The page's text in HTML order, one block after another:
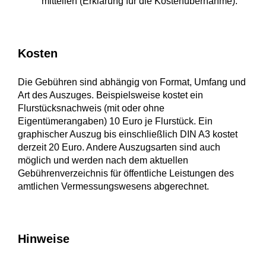
Kosten
Die Gebühren sind abhängig von Format, Umfang und
Art des Auszuges. Beispielsweise kostet ein
Flurstücksnachweis (mit oder ohne
Eigentümerangaben) 10 Euro je Flurstück. Ein
graphischer Auszug bis einschließlich DIN A3 kostet
derzeit 20 Euro. Andere Auszugsarten sind auch
möglich und werden nach dem aktuellen
Gebührenverzeichnis für öffentliche Leistungen des
amtlichen Vermessungswesens abgerechnet.
Hinweise